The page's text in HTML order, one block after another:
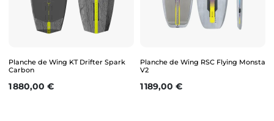
Planche de Wing KT Drifter Spark
Carbon
Prix
1 880,00 €
Planche de Wing RSC Flying Monsta
V2
Prix
1 189,00 €